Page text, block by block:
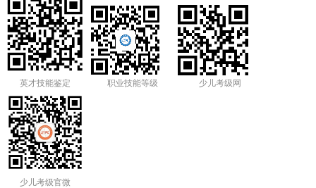
英才技能鉴定 职业技能等级 少儿考级网
少儿考级官微